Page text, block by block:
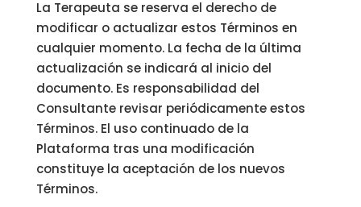
La Terapeuta se reserva el derecho de
modificar o actualizar estos Términos en
cualquier momento. La fecha de la última
actualización se indicará al inicio del
documento. Es responsabilidad del
Consultante revisar periódicamente estos
Términos. El uso continuado de la
Plataforma tras una modificación
constituye la aceptación de los nuevos
Términos.